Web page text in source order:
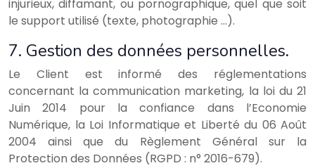
injurieux, diffamant, ou pornographique, quel que soit
le support utilisé (texte, photographie …).
7. Gestion des données personnelles.
Le Client est informé des réglementations
concernant la communication marketing, la loi du 21
Juin 2014 pour la confiance dans l’Economie
Numérique, la Loi Informatique et Liberté du 06 Août
2004 ainsi que du Règlement Général sur la
Protection des Données (RGPD : n° 2016-679).